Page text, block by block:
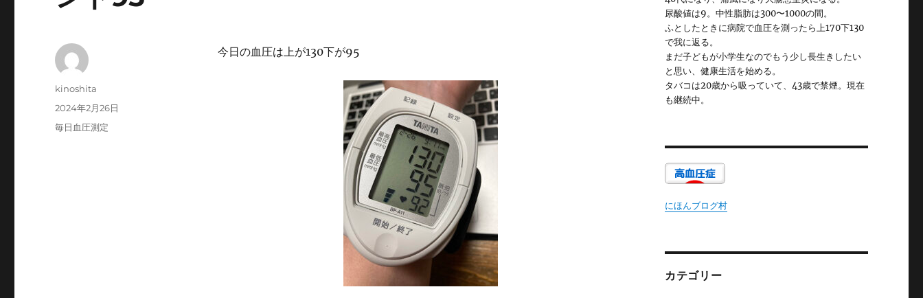
今日の血圧は上が130下が95
投
kinoshita
投
稿
2024年2月26日
カ
毎日血圧測定
尿酸値は9。中性脂肪は300〜1000の間。
ふとしたときに病院で血圧を測ったら上170下130
で我に返る。
まだ子どもが小学生なのでもう少し長生きしたい
と思い、健康生活を始める。
タバコは20歳から吸っていて、43歳で禁煙。現在
も継続中。
にほんブログ村
カテゴリー